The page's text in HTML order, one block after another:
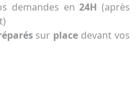
demandes en24H (après
sur place devant vos